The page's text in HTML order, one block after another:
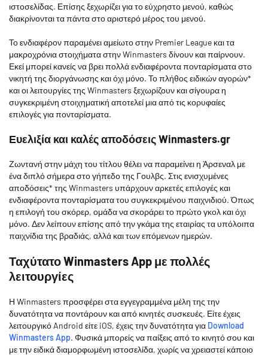
ιστοσελίδας. Επίσης ξεχωρίζει για το εύχρηστο μενού, καθώς
διακρίνονται τα πάντα στο αριστερό μέρος του μενού.
Το ενδιαφέρον παραμένει αμείωτο στην Premier League και τα
μακροχρόνια στοιχήματα στην Winmasters δίνουν και παίρνουν.
Εκεί μπορεί κανείς να βρει πολλά ενδιαφέροντα πονταρίσματα στο
νικητή της διοργάνωσης και όχι μόνο. Το πλήθος ειδικών αγορών*
και οι λειτουργίες της Winmasters ξεχωρίζουν και σίγουρα η
συγκεκριμένη στοιχηματική αποτελεί μια από τις κορυφαίες
επιλογές για πονταρίσματα.
Ευελιξία και καλές αποδόσεις Winmasters.gr
Ζωντανή στην μάχη του τίτλου θέλει να παραμείνει η Άρσεναλ με
ένα διπλό σήμερα στο γήπεδο της Γουλβς. Στις ενισχυμένες
αποδόσεις* της Winmasters υπάρχουν αρκετές επιλογές και
ενδιαφέροντα πονταρίσματα του συγκεκριμένου παιχνιδιού. Όπως
η επιλογή του σκόρερ, ομάδα να σκοράρει το πρώτο γκολ και όχι
μόνο. Δεν λείπουν επίσης από την γκάμα της εταιρίας τα υπόλοιπα
παιχνίδια της βραδιάς, αλλά και των επόμενων ημερών.
Ταχύτατο Winmasters App με πολλές
λειτουργίες
Η Winmasters προσφέρει στα εγγεγραμμένα μέλη της την
δυνατότητα να ποντάρουν και από κινητές συσκευές. Είτε έχεις
λειτουργικό Android είτε iOS, έχεις την δυνατότητα για Download
Winmasters App. Φυσικά μπορείς να παίξεις από το κινητό σου και
με την ειδικά διαμορφωμένη ιστοσελίδα, χωρίς να χρειαστεί κάποιο